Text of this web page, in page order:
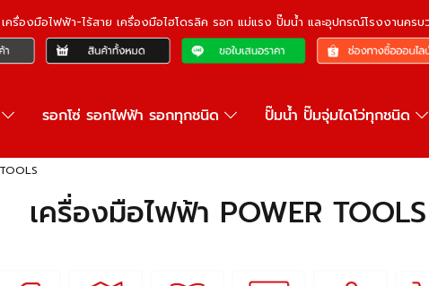
ครื่องมือไฟฟ้า-ไร้สาย เครื่องมือไฮโดรลิค รอก แม่แรง ปั๊มน้ำ และอุปกรณ์โรงงานคร
รอกโซ่ รอกไฟฟ้า รอกทุกชนิด ปั๊มน้ำ ปั๊มจุ่มไดโว่ทุกชนิด
เครื่องมือไฟฟ้า POWER TOOLS